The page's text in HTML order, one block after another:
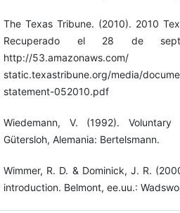
The Texas Tribune. (2010). 2010
Recuperado el 28 de
http://53.amazonaws.com/
static.texastribune.org/media/
statement-052010.pdf
Wiedemann, V. (1992).
Gütersloh, Alemania: Bertelsmann.
Wimmer, R. D. & Dominick, J. R.
introduction. Belmont, ee.uu.: